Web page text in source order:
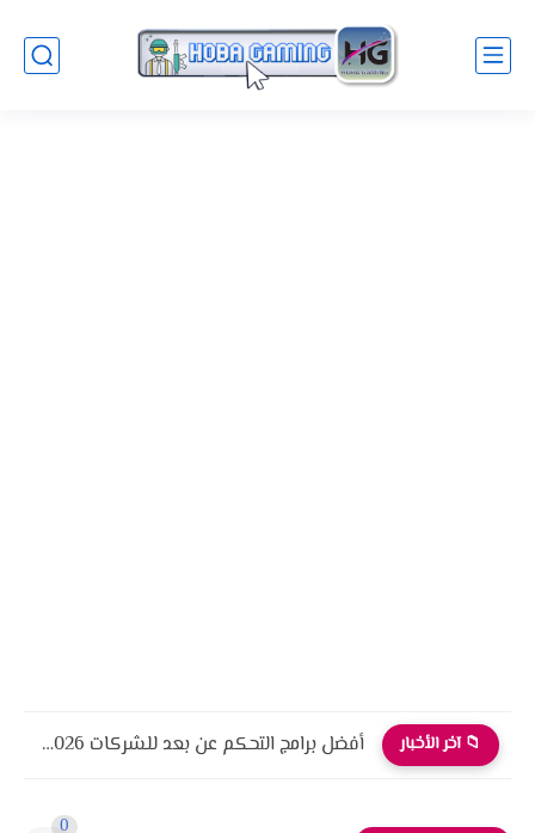
📁 آخر الأخبار أفضل برامج التحكم عن بعد للشركات 2026 أمان، أداء، واحترافية
0